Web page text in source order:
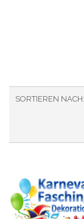
SORTIEREN NACH